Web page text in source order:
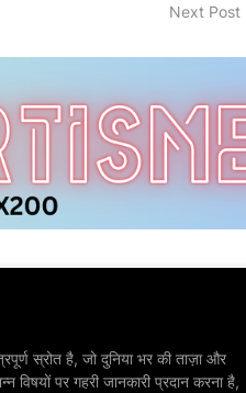
Next Post
स्रोत है, जो दुनिया भर की ताज़ा और
विषयों पर गहरी जानकारी प्रदान करना है,